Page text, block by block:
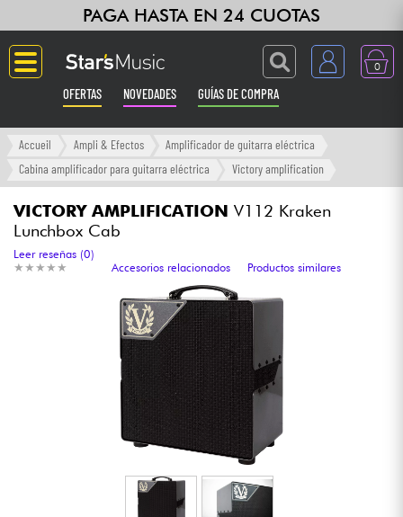
PAGA HASTA EN 24 CUOTAS
0
OFERTAS NOVEDADES GUÍAS DE COMPRA
Langue
Ampli & Efectos
Sintetizadores & samplers
Grabación
Auriculares
Accueil Ampli & Efectos
Amplificador de guitarra eléctrica
Cabina amplificador para guitarra eléctrica
Victory amplification
VICTORY AMPLIFICATION V112 Kraken
Lunchbox Cab
★ ★ ★ ★ ★
★ ★ ★ ★ ★
Leer reseñas (0)
Accesorios relacionados
Productos similares